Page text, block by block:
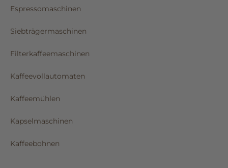
Espressomaschinen
Siebträgermaschinen
Filterkaffeemaschinen
Kaffeevollautomaten
Kaffeemühlen
Kapselmaschinen
Kaffeebohnen